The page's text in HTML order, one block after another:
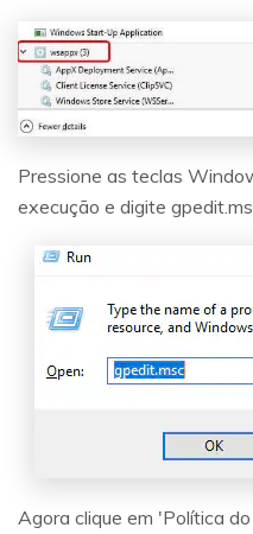
Pressione as teclas
execução e digite
Agora clique em 'Política